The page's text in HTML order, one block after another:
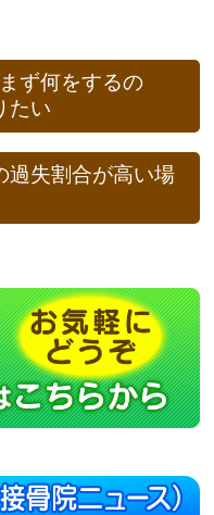
ず何をするの
たい
過失割合が高い場